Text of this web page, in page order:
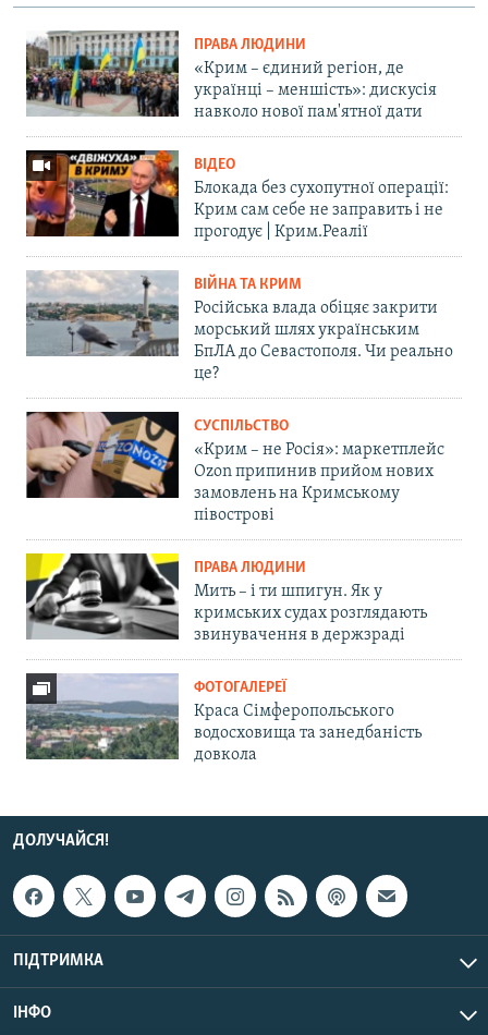
ПРАВА ЛЮДИНИ
«Крим – єдиний регіон, де
українці – меншість»: дискусія
навколо нової пам'ятної дати
ВІДЕО
Блокада без сухопутної операції:
Крим сам себе не заправить і не
прогодує | Крим.Реалії
ВІЙНА ТА КРИМ
Російська влада обіцяє закрити
морський шлях українським
БпЛА до Севастополя. Чи реально
це?
СУСПІЛЬСТВО
«Крим – не Росія»: маркетплейс
Ozon припинив прийом нових
замовлень на Кримському
півострові
ПРАВА ЛЮДИНИ
Мить – і ти шпигун. Як у
кримських судах розглядають
звинувачення в держзраді
ФОТОГАЛЕРЕЇ
Краса Сімферопольського
водосховища та занедбаність
довкола
ДОЛУЧАЙСЯ!
ПІДТРИМКА
ІНФО